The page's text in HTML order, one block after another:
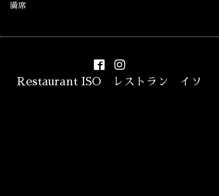
満席
Restaurant ISO レストラン イソ